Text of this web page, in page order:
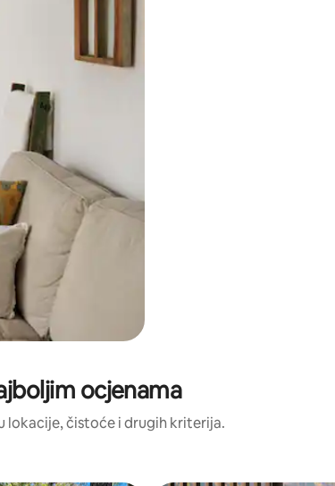
dodirom ili prelaskom prstom po zaslonu.
ocjenama
lokacije, čistoće i drugih kriterija.